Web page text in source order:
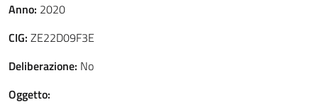
Anno: 2020
CIG: ZE22D09F3E
Deliberazione: No
Oggetto: